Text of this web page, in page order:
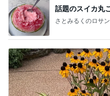
話題のスイカ丸
さとみるくのロサ